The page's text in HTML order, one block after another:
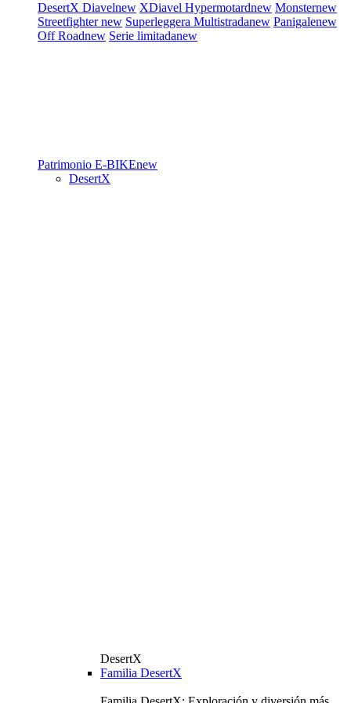
DesertX Diavelnew XDiavel Hypermotardnew Monsternew
Streetfighternew Superleggera Multistradanew Panigalenew
Off Roadnew Serie limitadanew
Patrimonio E-BIKEnew
DesertX
DesertX
Familia DesertX